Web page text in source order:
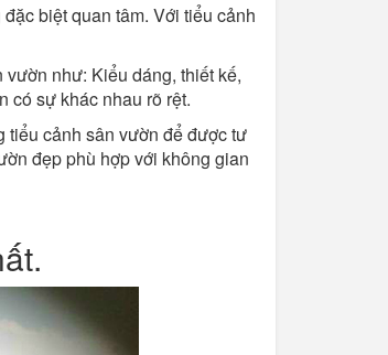
biệt quan tâm. Với tiểu cảnh
như: Kiểu dáng, thiết kế,
có sự khác nhau rõ rệt.
tiểu cảnh sân vườn để được tư
đẹp phù hợp với không gian